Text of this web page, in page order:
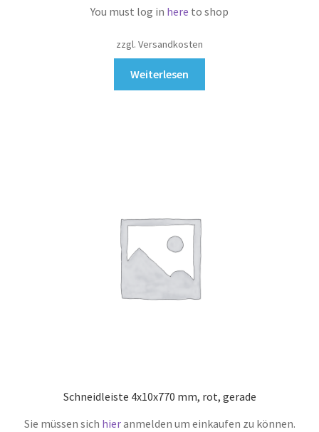
You must log in here to shop
zzgl. Versandkosten
Weiterlesen
Schneidleiste 4x10x770 mm, rot, gerade
Sie müssen sich hieranmelden um einkaufen zu können.